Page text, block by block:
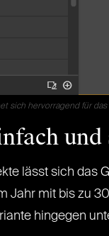
sich hervorragend für
lässt sich das
Jahr mit bis zu
hingegen